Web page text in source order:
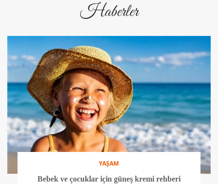
Haberler
YAŞAM
Bebek ve çocuklar için güneş kremi rehberi